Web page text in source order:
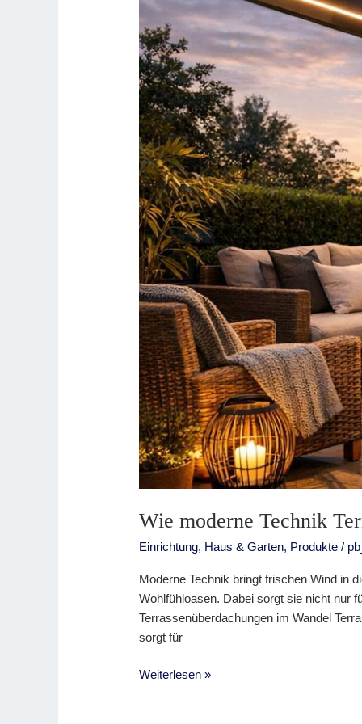
Wie moderne Technik
Einrichtung, Haus & Garten, Produkte /
Moderne Technik bringt frischen Wind in
Wohlfühloasen. Dabei sorgt sie nicht nur
Terrassenüberdachungen im Wandel
sorgt für
Weiterlesen »